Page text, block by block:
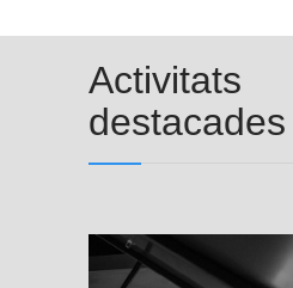
Activitats
destacades